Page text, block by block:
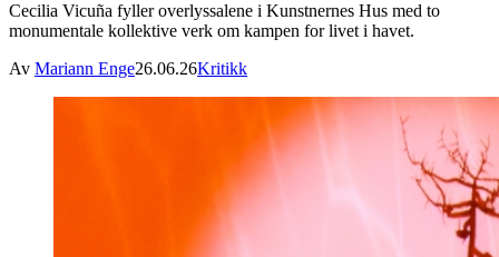
Cecilia Vicuña fyller overlyssalene i Kunstnernes Hus med to
monumentale kollektive verk om kampen for livet i havet.
Av Mariann Enge26.06.26Kritikk